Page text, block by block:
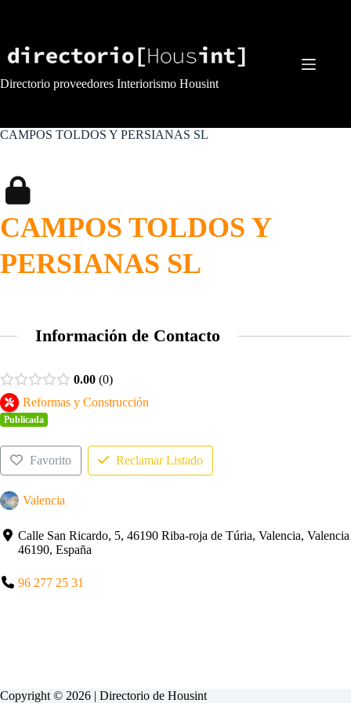
Directorio proveedores Interiorismo Housint
CAMPOS TOLDOS Y PERSIANAS SL
CAMPOS TOLDOS Y
PERSIANAS SL
Información de Contacto
0.00 0
Reformas y Construcción
Publicada
Favorito Reclamar Listado
Valencia
Calle San Ricardo, 5, 46190 Riba-roja de Túria, Valencia, Valencia
46190, España
96 277 25 31
Copyright © 2026 | Directorio de Housint